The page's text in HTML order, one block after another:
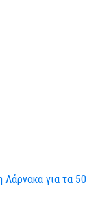
για τα 50